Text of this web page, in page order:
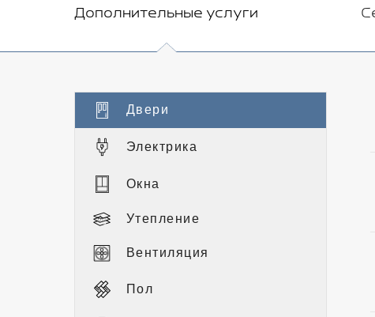
Дополнительные услуги
Двери
Электрика
Окна
Утепление
Вентиляция
Пол